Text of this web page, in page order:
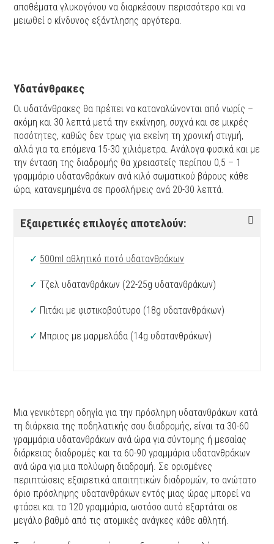
αποθέματα γλυκογόνου να διαρκέσουν περισσότερο και να
μειωθεί ο κίνδυνος εξάντλησης αργότερα.
Υδατάνθρακες
Οι υδατάνθρακες θα πρέπει να καταναλώνονται από νωρίς –
ακόμη και 30 λεπτά μετά την εκκίνηση, συχνά και σε μικρές
ποσότητες, καθώς δεν τρως για εκείνη τη χρονική στιγμή,
αλλά για τα επόμενα 15-30 χιλιόμετρα. Ανάλογα φυσικά και με
την ένταση της διαδρομής θα χρειαστείς περίπου 0,5 – 1
γραμμάριο υδατανθράκων ανά κιλό σωματικού βάρους κάθε
ώρα, κατανεμημένα σε προσλήψεις ανά 20-30 λεπτά.
Εξαιρετικές επιλογές αποτελούν:
✓ 500ml αθλητικό ποτό υδατανθράκων
✓ Τζελ υδατανθράκων (22-25g υδατανθράκων)
✓ Πιτάκι με φιστικοβούτυρο (18g υδατανθράκων)
✓ Μπριος με μαρμελάδα (14g υδατανθράκων)
Μια γενικότερη οδηγία για την πρόσληψη υδατανθράκων κατά
τη διάρκεια της ποδηλατικής σου διαδρομής, είναι τα 30-60
γραμμάρια υδατανθράκων ανά ώρα για σύντομης ή μεσαίας
διάρκειας διαδρομές και τα 60-90 γραμμάρια υδατανθράκων
ανά ώρα για μια πολύωρη διαδρομή. Σε ορισμένες
περιπτώσεις εξαιρετικά απαιτητικών διαδρομών, το ανώτατο
όριο πρόσληψης υδατανθράκων εντός μιας ώρας μπορεί να
φτάσει και τα 120 γραμμάρια, ωστόσο αυτό εξαρτάται σε
μεγάλο βαθμό από τις ατομικές ανάγκες κάθε αθλητή.